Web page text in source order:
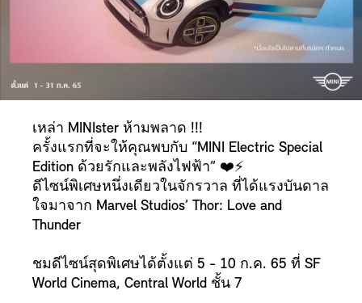
เหล่า MINIster ห้ามพลาด !!!
ครั้งแรกที่จะให้คุณพบกับ “MINI Electric Special
Edition ด้วยรักและพลังไฟฟ้า” ❤️⚡️
ดีไซน์พิเศษหนึ่งเดียวในจักรวาล ที่ได้แรงบันดาล
ใจมาจาก Marvel Studios’ Thor: Love and
Thunder
ชมดีไซน์สุดพิเศษได้ตั้งแต่ 5 - 10 ก.ค. 65 ที่ SF
World Cinema, Central World ชั้น 7